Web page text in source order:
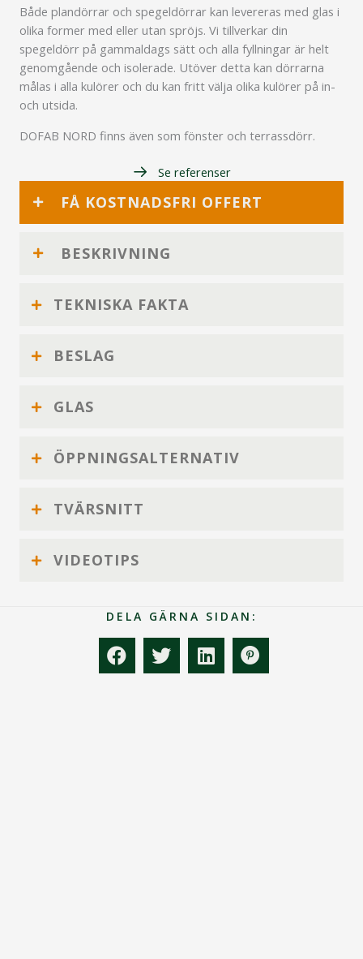
Både plandörrar och spegeldörrar kan levereras med glas i
olika former med eller utan spröjs. Vi tillverkar din
spegeldörr på gammaldags sätt och alla fyllningar är helt
genomgående och isolerade. Utöver detta kan dörrarna
målas i alla kulörer och du kan fritt välja olika kulörer på in-
och utsida.
DOFAB NORD finns även som fönster och terrassdörr.
Se referenser
FÅ KOSTNADSFRI OFFERT
BESKRIVNING
TEKNISKA FAKTA
BESLAG
GLAS
ÖPPNINGSALTERNATIV
TVÄRSNITT
VIDEOTIPS
DELA GÄRNA SIDAN: